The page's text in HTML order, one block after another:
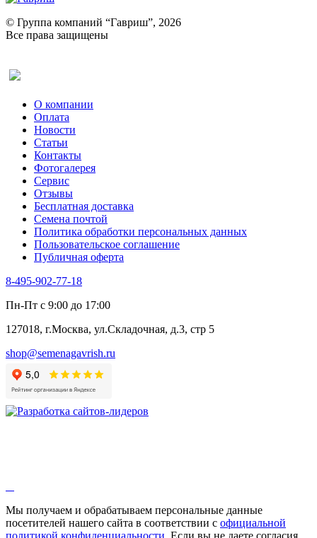
Ревень
Рукола
Рута
Тмин
Трава для чая
Туласи
Укроп
Фенхель пряный
Хризантема овощная
Цикорий пряный
Цикорий салатный (Витлуф)
Черемша
Шпинат
Щавель
Эндивий
Эстрагон
Алтей
Бессмертник
Валериана
Валерианелла
Гибискус лекарственный
Девясил
Душица
Змееголовник
Мыльнянка
Мята
© Группа компаний “Гавриш”, 2026
Все права защищены
О компании
Оплата
Новости
Статьи
Контакты
Фотогалерея​
Сервис
Отзывы
Бесплатная доставка
Семена почтой
Политика обработки персональных данных
Пользовательское соглашение
Публичная оферта
8-495-902-77-18
Пн-Пт с 9:00 до 17:00
127018, г.Москва, ул.Складочная, д.3, стр 5
shop@semenagavrish.ru
Мы получаем и обрабатываем персональные данные
посетителей нашего сайта в соответствии с официальной
политикой конфиденциальности . Если вы не даете согласия